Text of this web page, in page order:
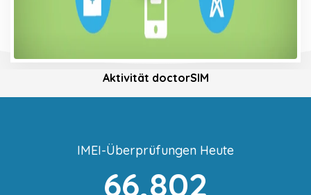
Aktivität doctorSIM
IMEI-Überprüfungen Heute
66,802